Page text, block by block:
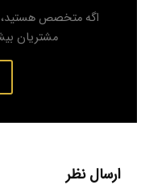
اگه متخصص هستید،
مشتریان
ارسال نظر